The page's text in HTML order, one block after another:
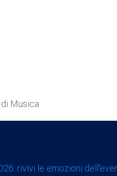
Musica
rivivi le emozioni